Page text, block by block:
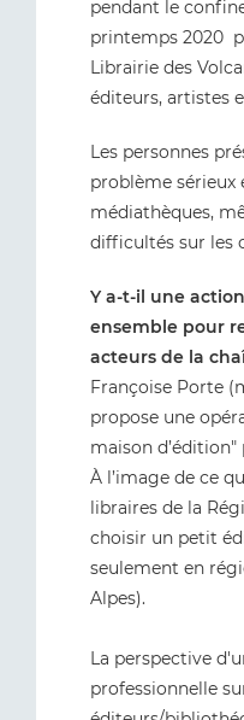
pendant le
printemps 2020
Librairie des
éditeurs, artistes
Les personnes
problème sérieux
médiathèques,
difficultés sur les
Y a-t-il une
ensemble pour
acteurs de la
Françoise Porte
propose une
maison
À l’image de ce
libraires de la
choisir un petit
seulement en
Alpes).
La perspective
professionnelle